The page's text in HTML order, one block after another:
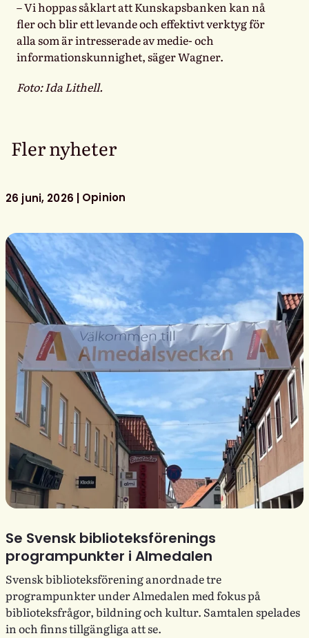
– Vi hoppas såklart att Kunskapsbanken kan nå
fler och blir ett levande och effektivt verktyg för
alla som är intresserade av medie- och
informationskunnighet, säger Wagner.
Foto: Ida Lithell.
Fler nyheter
26 juni, 2026 Opinion
Se Svensk biblioteksförenings
programpunkter i Almedalen
Svensk biblioteksförening anordnade tre
programpunkter under Almedalen med fokus på
biblioteksfrågor, bildning och kultur. Samtalen spelades
in och finns tillgängliga att se.